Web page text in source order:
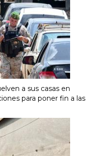
a sus casas en
para poner fin a las